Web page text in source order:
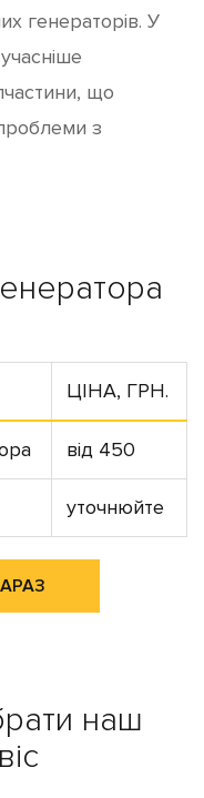
генераторів. У
що
з
ЦІНА, ГРН.
від 450
уточнюйте
наш